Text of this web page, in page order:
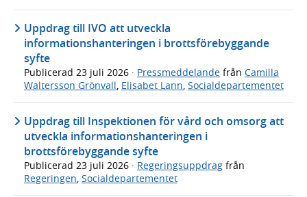
Uppdrag till IVO att utveckla
informationshanteringen i brottsförebyggande
syfte
Publicerad 23 juli 2026 · Pressmeddelande från Camilla
Waltersson Grönvall, Elisabet Lann, Socialdepartementet
Uppdrag till Inspektionen för vård och omsorg att
utveckla informationshanteringen i
brottsförebyggande syfte
Publicerad 23 juli 2026 · Regeringsuppdrag från
Regeringen Socialdepartementet